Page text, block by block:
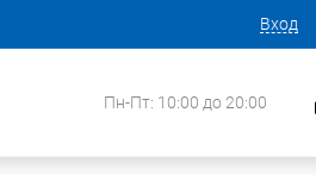
Вход
Пн-Пт: 10:00 до 20:00